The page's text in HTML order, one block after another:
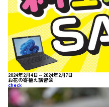
2024年2月4日～2024年2月7日
お花の寄植え講習会
check